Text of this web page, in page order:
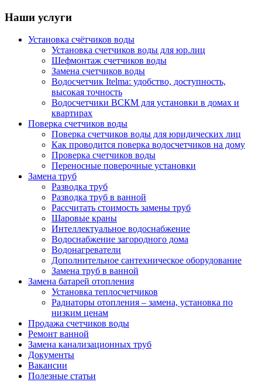
Наши услуги
Установка счётчиков воды
Установка счетчиков воды для юр.лиц
Шефмонтаж счетчиков воды
Замена счетчиков воды
Водосчетчик Itelma: удобство, доступность,
высокая точность
Водосчетчики ВСКМ для установки в домах и
квартирах
Поверка счетчиков воды
Поверка счетчиков воды для юридических лиц
Как проводится поверка водосчетчиков на дому
Проверка счетчиков воды
Переносные поверочные установки
Замена труб
Разводка труб
Разводка труб в ванной
Рассчитать стоимость замены труб
Шаровые краны
Интеллектуальное водоснабжение
Водоснабжение загородного дома
Водонагреватели
Дополнительное сантехническое оборудование
Замена труб в ванной
Замена батарей отопления
Установка теплосчетчиков
Радиаторы отопления – замена, установка по
низким ценам
Продажа счетчиков воды
Ремонт ванной
Замена канализационных труб
Документы
Вакансии
Полезные статьи